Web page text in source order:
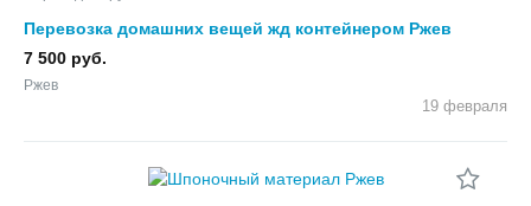
Перевозка домашних вещей жд контейнером Ржев
7 500 руб.
Ржев
19 февраля